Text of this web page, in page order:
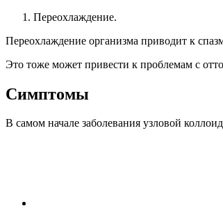
Переохлаждение.
Переохлаждение организма приводит к
Это тоже может привести к проблемам с
Симптомы
В самом начале заболевания узловой